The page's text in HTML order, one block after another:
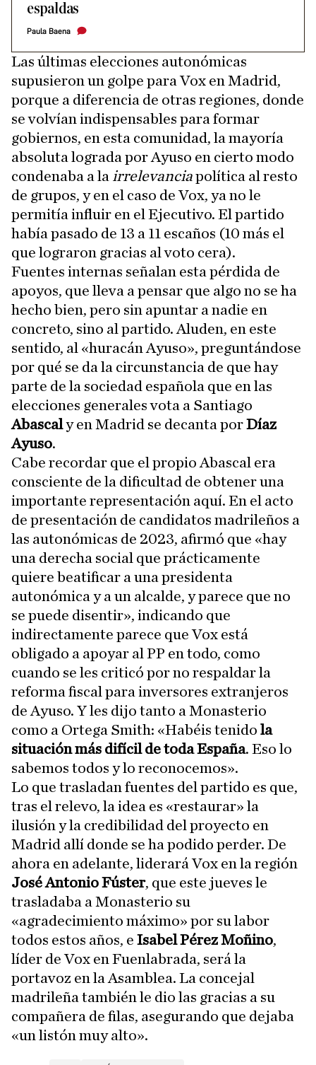
espaldas
Paula Baena
Las últimas elecciones autonómicas
supusieron un golpe para Vox en Madrid,
porque a diferencia de otras regiones, donde
se volvían indispensables para formar
gobiernos, en esta comunidad, la mayoría
absoluta lograda por Ayuso en cierto modo
condenaba a la irrelevanciapolítica al resto
de grupos, y en el caso de Vox, ya no le
permitía influir en el Ejecutivo. El partido
había pasado de 13 a 11 escaños (10 más el
que lograron gracias al voto cera).
Fuentes internas señalan esta pérdida de
apoyos, que lleva a pensar que algo no se ha
hecho bien, pero sin apuntar a nadie en
concreto, sino al partido. Aluden, en este
sentido, al «huracán Ayuso», preguntándose
por qué se da la circunstancia de que hay
parte de la sociedad española que en las
elecciones generales vota a Santiago
Abascaly en Madrid se decanta porDíaz
Ayuso.
Cabe recordar que el propio Abascal era
consciente de la dificultad de obtener una
importante representación aquí. En el acto
de presentación de candidatos madrileños a
las autonómicas de 2023, afirmó que «hay
una derecha social que prácticamente
quiere beatificar a una presidenta
autonómica y a un alcalde, y parece que no
se puede disentir», indicando que
indirectamente parece que Vox está
obligado a apoyar al PP en todo, como
cuando se les criticó por no respaldar la
reforma fiscal para inversores extranjeros
de Ayuso. Y les dijo tanto a Monasterio
como a Ortega Smith: «Habéis tenido la
situación más difícil de toda España. Eso lo
sabemos todos y lo reconocemos».
Lo que trasladan fuentes del partido es que,
tras el relevo, la idea es «restaurar» la
ilusión y la credibilidad del proyecto en
Madrid allí donde se ha podido perder. De
ahora en adelante, liderará Vox en la región
José Antonio Fúster, que este jueves le
trasladaba a Monasterio su
«agradecimiento máximo» por su labor
todos estos años, e Isabel Pérez Moñino,
líder de Vox en Fuenlabrada, será la
portavoz en la Asamblea. La concejal
madrileña también le dio las gracias a su
compañera de filas, asegurando que dejaba
«un listón muy alto».